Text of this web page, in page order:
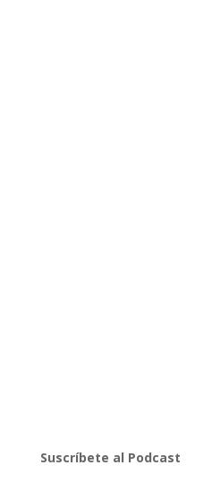
Suscríbete al Podcast